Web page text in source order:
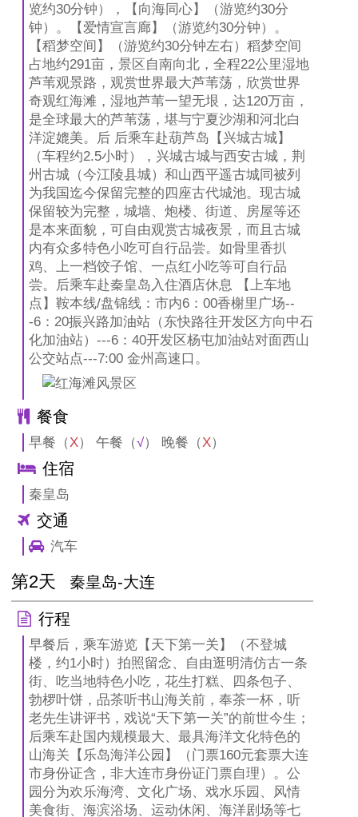
览约30分钟），【向海同心】（游览约30分
钟）。【爱情宣言廊】（游览约30分钟）。
【稻梦空间】（游览约30分钟左右）稻梦空间
占地约291亩，景区自南向北，全程22公里湿地
芦苇观景路，观赏世界最大芦苇荡，欣赏世界
奇观红海滩，湿地芦苇一望无垠，达120万亩，
是全球最大的芦苇荡，堪与宁夏沙湖和河北白
洋淀媲美。后 后乘车赴葫芦岛【兴城古城】
（车程约2.5小时），兴城古城与西安古城，荆
州古城（今江陵县城）和山西平遥古城同被列
为我国迄今保留完整的四座古代城池。现古城
保留较为完整，城墙、炮楼、街道、房屋等还
是本来面貌，可自由观赏古城夜景，而且古城
内有众多特色小吃可自行品尝。如骨里香扒
鸡、上一档饺子馆、一点红小吃等可自行品
尝。后乘车赴秦皇岛入住酒店休息 【上车地
点】鞍本线/盘锦线：市内6：00香榭里广场--
-6：20振兴路加油站（东快路往开发区方向中石
化加油站）---6：40开发区杨屯加油站对面西山
公交站点---7:00 金州高速口。
餐食
早餐（X） 午餐（√） 晚餐（X）
住宿
秦皇岛
交通
汽车
第2天 秦皇岛-大连
行程
早餐后，乘车游览【天下第一关】（不登城
楼，约1小时）拍照留念、自由逛明清仿古一条
街、吃当地特色小吃，花生打糕、四条包子、
勃椤叶饼，品茶听书山海关前，奉茶一杯，听
老先生讲评书，戏说“天下第一关”的前世今生；
后乘车赴国内规模最大、最具海洋文化特色的
山海关【乐岛海洋公园】（门票160元套票大连
市身份证含，非大连市身份证门票自理）。公
园分为欢乐海湾、文化广场、戏水乐园、风情
美食街、海滨浴场、运动休闲、海洋剧场等七